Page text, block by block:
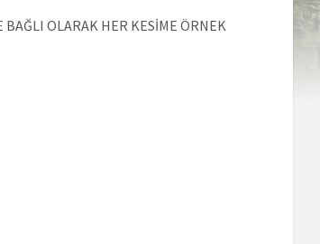
OLARAK HER KESİME ÖRNEK